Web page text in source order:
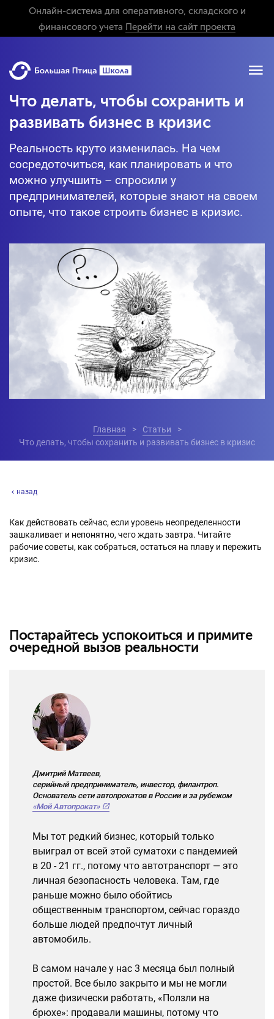
Онлайн-система для оперативного, складского и
финансового учета Перейти на сайт проекта
Что делать, чтобы сохранить и
развивать бизнес в кризис
Реальность круто изменилась. На чем
сосредоточиться, как планировать и что
можно улучшить – спросили у
предпринимателей, которые знают на своем
опыте, что такое строить бизнес в кризис.
Главная
Статьи
Что делать, чтобы сохранить и развивать бизнес в кризис
назад
Как действовать сейчас, если уровень неопределенности
зашкаливает и непонятно, чего ждать завтра. Читайте
рабочие советы, как собраться, остаться на плаву и пережить
кризис.
Постарайтесь успокоиться и примите
очередной вызов реальности
Дмитрий Матвеев,
серийный предприниматель, инвестор, филантроп.
Основатель сети автопрокатов в России и за рубежом
«Мой Автопрокат»
Мы тот редкий бизнес, который только
выиграл от всей этой суматохи с пандемией
в 20 - 21 гг., потому что автотранспорт — это
личная безопасность человека. Там, где
раньше можно было обойтись
общественным транспортом, сейчас гораздо
больше людей предпочтут личный
автомобиль.
В самом начале у нас 3 месяца был полный
простой. Все было закрыто и мы не могли
даже физически работать, «Ползли на
брюхе»: продавали машины, потому что